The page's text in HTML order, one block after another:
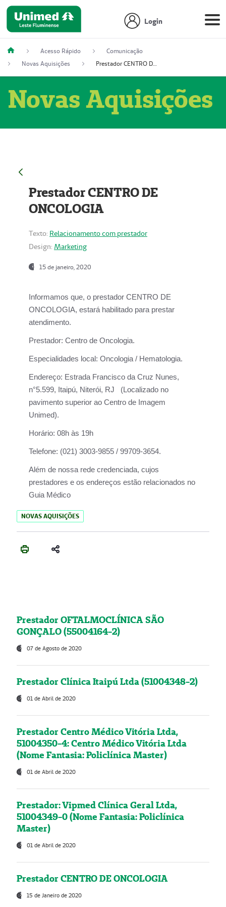
Login
Acesso Rápido
Comunicação
Novas Aquisições
Prestador CENTRO DE ONCOLOGIA
Novas Aquisições
Prestador CENTRO DE
ONCOLOGIA
Texto: Relacionamento com prestador
Design: Marketing
15 de janeiro, 2020
Informamos que, o prestador CENTRO DE
ONCOLOGIA, estará habilitado para prestar
atendimento.
Prestador: Centro de Oncologia.
Especialidades local: Oncologia / Hematologia.
Endereço: Estrada Francisco da Cruz Nunes,
n°5.599, Itaipú, Niterói, RJ (Localizado no
pavimento superior ao Centro de Imagem
Unimed).
Horário: 08h às 19h
Telefone: (021) 3003-9855 / 99709-3654.
Além de nossa rede credenciada, cujos
prestadores e os endereços estão relacionados no
Guia Médico
NOVAS AQUISIÇÕES
Prestador OFTALMOCLÍNICA SÃO
GONÇALO (55004164-2)
07 de Agosto de 2020
Prestador Clínica Itaipú Ltda (51004348-2)
01 de Abril de 2020
Prestador Centro Médico Vitória Ltda,
51004350-4: Centro Médico Vitória Ltda
(Nome Fantasia: Policlínica Master)
01 de Abril de 2020
Prestador: Vipmed Clínica Geral Ltda,
51004349-0 (Nome Fantasia: Policlínica
Master)
01 de Abril de 2020
Prestador CENTRO DE ONCOLOGIA
15 de Janeiro de 2020